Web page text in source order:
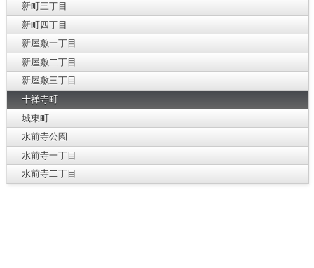
新町三丁目
新町四丁目
新屋敷一丁目
新屋敷二丁目
新屋敷三丁目
十禅寺町
城東町
水前寺公園
水前寺一丁目
水前寺二丁目